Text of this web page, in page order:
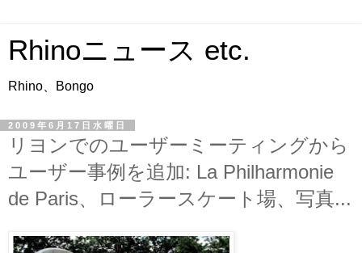
Rhinoニュース etc.
Rhino、Bongo
2009年6月17日水曜日
リヨンでのユーザーミーティングから
ユーザー事例を追加: La Philharmonie
de Paris、ローラースケート場、写真...